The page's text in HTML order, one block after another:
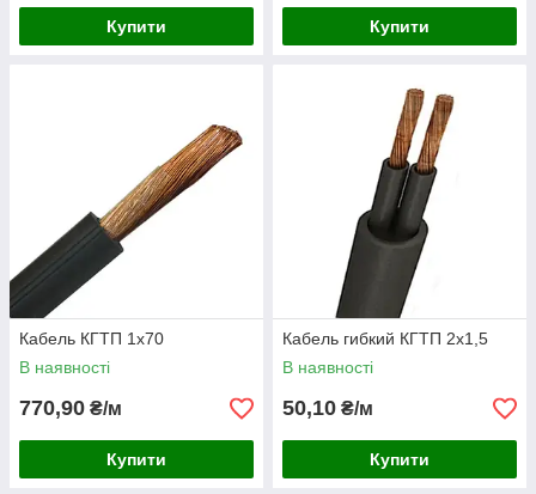
Купити Купити
Кабель КГТП 1х70
В наявності
770,90 ₴/м
Купити
Кабель гибкий КГТП 2х1,5
В наявності
50,10 ₴/м
Купити